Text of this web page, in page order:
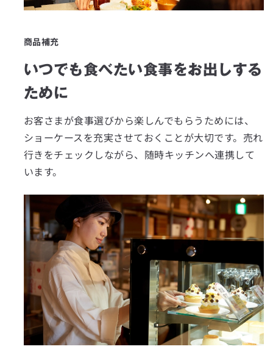
商品補充
いつでも食べたい食事をお出しする
ために
お客さまが食事選びから楽しんでもらうためには、
ショーケースを充実させておくことが大切です。売れ
行きをチェックしながら、随時キッチンへ連携して
います。